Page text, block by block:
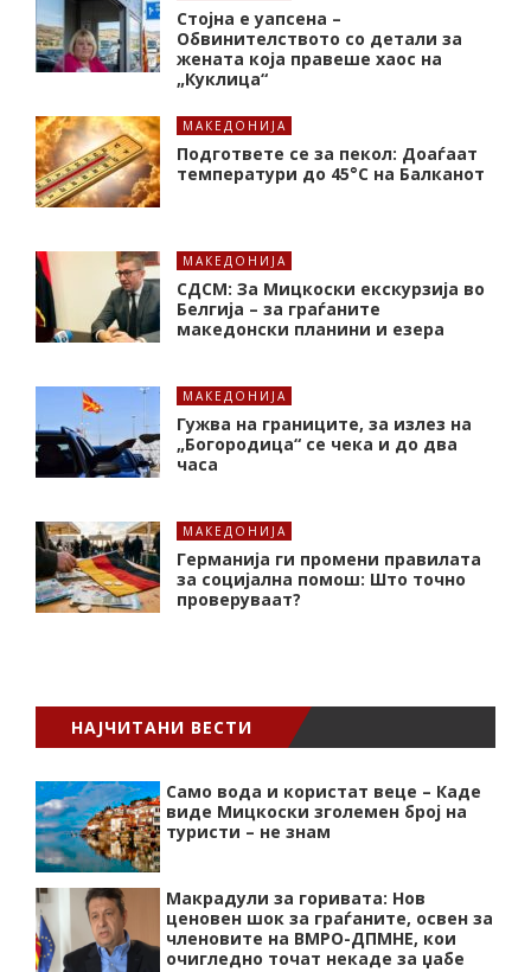
Стојна е уапсена –
Обвинителството со детали за
жената која правеше хаос на
„Куклица“
МАКЕДОНИЈА
Подгответе се за пекол: Доаѓаат
температури до 45°C на Балканот
МАКЕДОНИЈА
СДСМ: За Мицкоски екскурзија во
Белгија – за граѓаните
македонски планини и езера
МАКЕДОНИЈА
Гужва на границите, за излез на
„Богородица“ се чека и до два
часа
МАКЕДОНИЈА
Германија ги промени правилата
за социјална помош: Што точно
проверуваат?
НАЈЧИТАНИ ВЕСТИ
Само вода и користат веце – Каде
виде Мицкоски зголемен број на
туристи – не знам
Макрадули за горивата: Нов
ценовен шок за граѓаните, освен за
членовите на ВМРО-ДПМНЕ, кои
очигледно точат некаде за џабе